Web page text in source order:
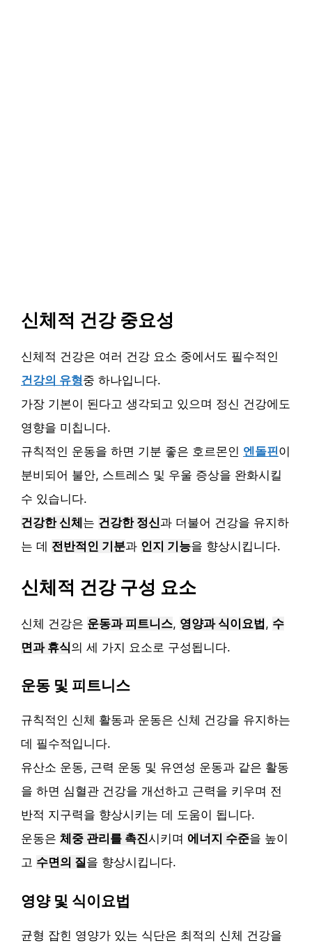
신체적 건강 중요성
신체적 건강은 여러 건강 요소 중에서도 필수적인
건강의 유형중 하나입니다.
가장 기본이 된다고 생각되고 있으며 정신 건강에도
영향을 미칩니다.
규칙적인 운동을 하면 기분 좋은 호르몬인 엔돌핀이
분비되어 불안, 스트레스 및 우울 증상을 완화시킬
수 있습니다.
건강한 신체 는 건강한 정신과 더불어 건강을 유지하
는 데 전반적인 기분과 인지 기능을 향상시킵니다.
신체적 건강 구성 요소
신체 건강은 운동과 피트니스, 영양과 식이요법, 수
면과 휴식의 세 가지 요소로 구성됩니다.
운동 및 피트니스
규칙적인 신체 활동과 운동은 신체 건강을 유지하는
데 필수적입니다.
유산소 운동, 근력 운동 및 유연성 운동과 같은 활동
을 하면 심혈관 건강을 개선하고 근력을 키우며 전
반적 지구력을 향상시키는 데 도움이 됩니다.
운동은 체중 관리를 촉진시키며 에너지 수준을 높이
고 수면의 질을 향상시킵니다.
영양 및 식이요법
균형 잡힌 영양가 있는 식단은 최적의 신체 건강을